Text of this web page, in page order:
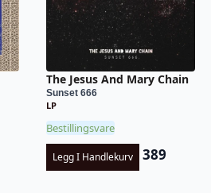
The Jesus And Mary Chain
Sunset 666
LP
Bestillingsvare
Legg I Handlekurv 389